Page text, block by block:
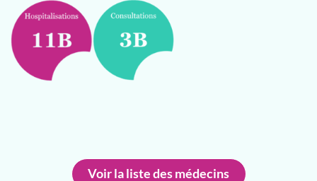
Voir la liste des médecins